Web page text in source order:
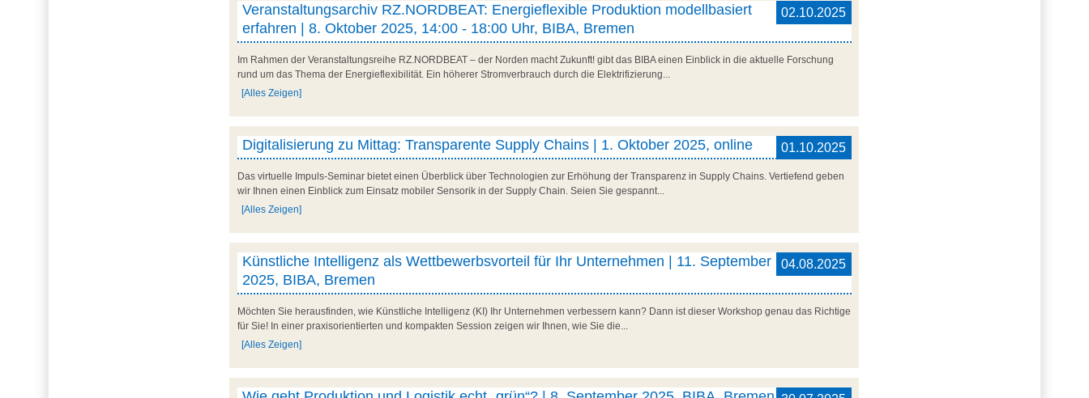
02.10.2025
Veranstaltungsarchiv RZ.NORDBEAT: Energieflexible Produktion modellbasiert
erfahren | 8. Oktober 2025, 14:00 - 18:00 Uhr, BIBA, Bremen
Im Rahmen der Veranstaltungsreihe RZ.NORDBEAT – der Norden macht Zukunft! gibt das BIBA einen Einblick in die aktuelle Forschung
rund um das Thema der Energieflexibilität. Ein höherer Stromverbrauch durch die Elektrifizierung...
[Alles Zeigen]
01.10.2025
Digitalisierung zu Mittag: Transparente Supply Chains | 1. Oktober 2025, online
Das virtuelle Impuls-Seminar bietet einen Überblick über Technologien zur Erhöhung der Transparenz in Supply Chains. Vertiefend geben
wir Ihnen einen Einblick zum Einsatz mobiler Sensorik in der Supply Chain. Seien Sie gespannt...
[Alles Zeigen]
04.08.2025
Künstliche Intelligenz als Wettbewerbsvorteil für Ihr Unternehmen | 11. September
2025, BIBA, Bremen
Möchten Sie herausfinden, wie Künstliche Intelligenz (KI) Ihr Unternehmen verbessern kann? Dann ist dieser Workshop genau das Richtige
für Sie! In einer praxisorientierten und kompakten Session zeigen wir Ihnen, wie Sie die...
[Alles Zeigen]